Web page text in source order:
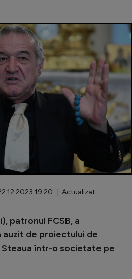
League
19:20 | Actualizat:
patronul FCSB, a
auzit de proiectului de
într-o societate pe